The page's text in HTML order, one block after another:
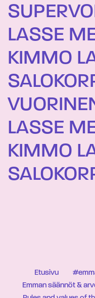
LASSE
KIMMO
LASSE
KIMMO
Etusivu
Emman säännöt &